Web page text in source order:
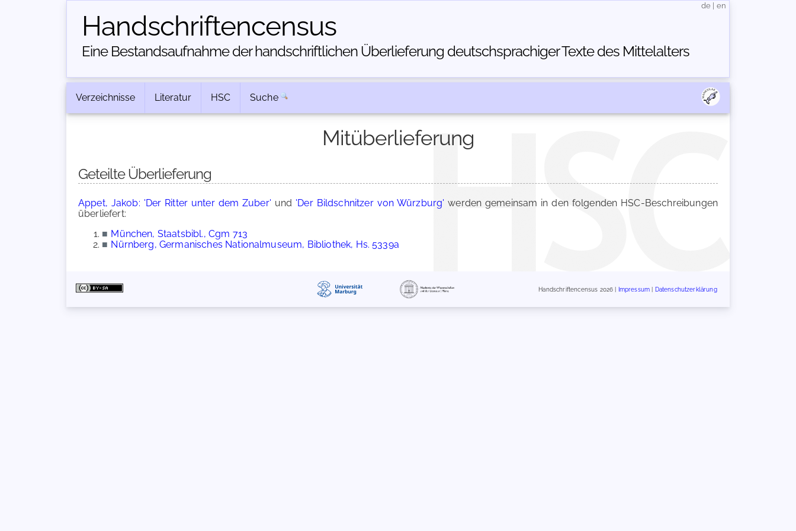
Handschriften­census
Eine Bestandsaufnahme der handschriftlichen Über­lieferung deutschsprachiger Texte des Mittelalters
de en
Verzeichnisse Literatur HSC Suche
Mitüberlieferung
Geteilte Überlieferung
Appet, Jakob: 'Der Ritter unter dem Zuber' und 'Der Bildschnitzer von Würzburg' werden gemeinsam in den folgenden HSC-Beschreibungen
überliefert:
■ München, Staatsbibl., Cgm 713
■ Nürnberg, Germanisches Nationalmuseum, Bibliothek, Hs. 5339a
Handschriftencensus 2026 | Impressum Datenschutzerklärung